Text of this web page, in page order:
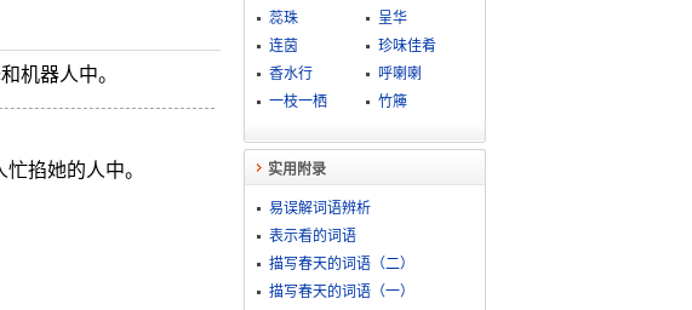
机器人中。
掐她的人中。
蕊珠
呈华
连茵
珍味佳肴
香水行
呼喇喇
一枝一栖
竹簰
实用附录
易误解词语辨析
表示看的词语
描写春天的词语（二）
描写春天的词语（一）